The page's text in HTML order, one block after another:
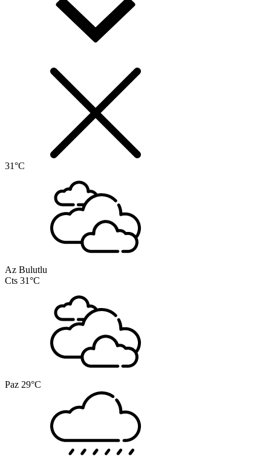
31°C
Az Bulutlu
Cts 31°C
Paz 29°C